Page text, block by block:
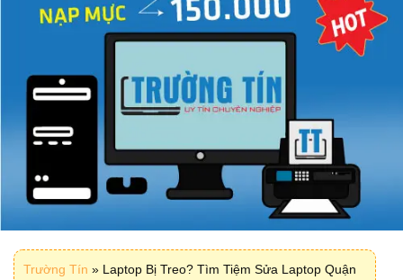
Trường Tín » Laptop Bị Treo? Tìm Tiệm Sửa Laptop Quận